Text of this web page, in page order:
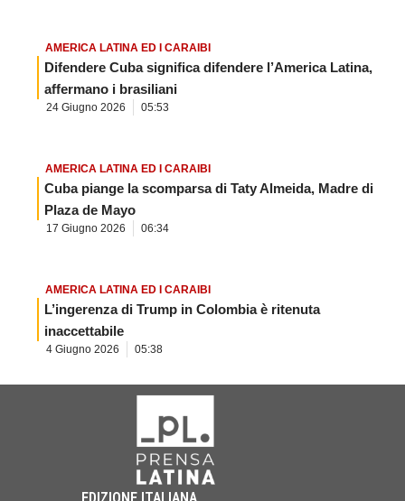
AMERICA LATINA ED I CARAIBI
Difendere Cuba significa difendere l’America Latina,
affermano i brasiliani
24 Giugno 2026 05:53
AMERICA LATINA ED I CARAIBI
Cuba piange la scomparsa di Taty Almeida, Madre di
Plaza de Mayo
17 Giugno 2026 06:34
AMERICA LATINA ED I CARAIBI
L’ingerenza di Trump in Colombia è ritenuta
inaccettabile
4 Giugno 2026 05:38
EDIZIONE ITALIANA